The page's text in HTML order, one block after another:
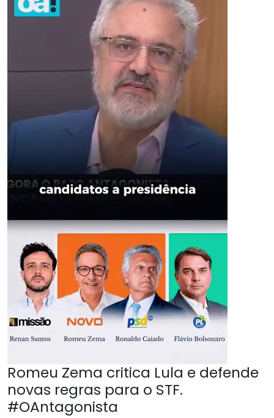
Romeu Zema critica Lula e defende
novas regras para o STF.
#OAntagonista